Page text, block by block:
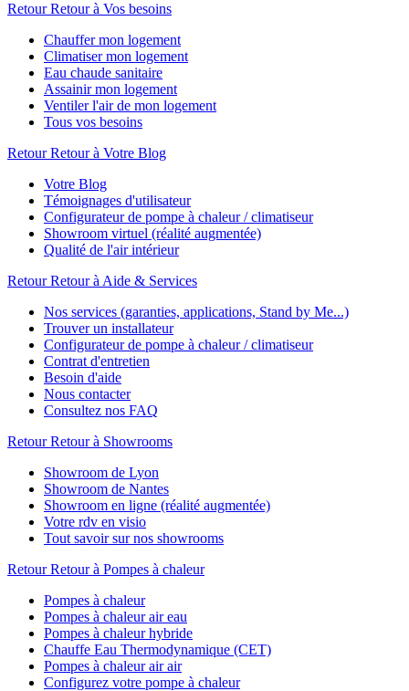
Retour Retour à Vos besoins
Chauffer mon logement
Climatiser mon logement
Eau chaude sanitaire
Assainir mon logement
Ventiler l'air de mon logement
Tous vos besoins
Retour Retour à Votre Blog
Votre Blog
Témoignages d'utilisateur
Configurateur de pompe à chaleur / climatiseur
Showroom virtuel (réalité augmentée)
Qualité de l'air intérieur
Retour Retour à Aide & Services
Nos services (garanties, applications, Stand by Me...)
Trouver un installateur
Configurateur de pompe à chaleur / climatiseur
Contrat d'entretien
Besoin d'aide
Nous contacter
Consultez nos FAQ
Retour Retour à Showrooms
Showroom de Lyon
Showroom de Nantes
Showroom en ligne (réalité augmentée)
Votre rdv en visio
Tout savoir sur nos showrooms
Retour Retour à Pompes à chaleur
Pompes à chaleur
Pompes à chaleur air eau
Pompes à chaleur hybride
Chauffe Eau Thermodynamique (CET)
Pompes à chaleur air air
Configurez votre pompe à chaleur